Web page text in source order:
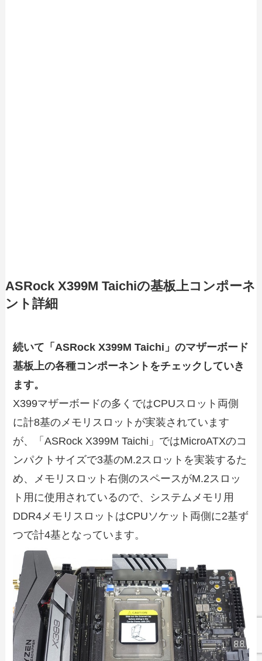
ASRock X399M Taichiの基板上コンポーネ
ント詳細
続いて「ASRock X399M Taichi」のマザーボード
基板上の各種コンポーネントをチェックしていき
ます。
X399マザーボードの多くではCPUスロット両側
に計8基のメモリスロットが実装されています
が、「ASRock X399M Taichi」ではMicroATXのコ
ンパクトサイズで3基のM.2スロットを実装するた
め、メモリスロット右側のスペースがM.2スロッ
ト用に使用されているので、システムメモリ用
DDR4メモリスロットはCPUソケット両側に2基ず
つで計4基となっています。